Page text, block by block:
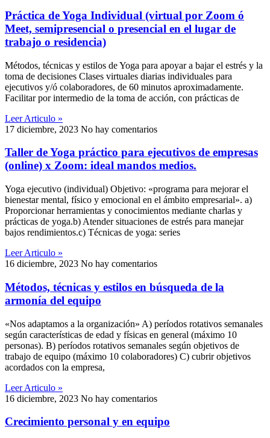
Práctica de Yoga Individual (virtual por Zoom ó
Meet, semipresencial o presencial en el lugar de
trabajo o residencia)
Métodos, técnicas y estilos de Yoga para apoyar a bajar el estrés y la
toma de decisiones Clases virtuales diarias individuales para
ejecutivos y/ó colaboradores, de 60 minutos aproximadamente.
Facilitar por intermedio de la toma de acción, con prácticas de
Leer Articulo »
17 diciembre, 2023 No hay comentarios
Taller de Yoga práctico para ejecutivos de empresas
(online) x Zoom: ideal mandos medios.
Yoga ejecutivo (individual) Objetivo: «programa para mejorar el
bienestar mental, físico y emocional en el ámbito empresarial». a)
Proporcionar herramientas y conocimientos mediante charlas y
prácticas de yoga.b) Atender situaciones de estrés para manejar
bajos rendimientos.c) Técnicas de yoga: series
Leer Articulo »
16 diciembre, 2023 No hay comentarios
Métodos, técnicas y estilos en búsqueda de la
armonía del equipo
«Nos adaptamos a la organización» A) períodos rotativos semanales
según características de edad y físicas en general (máximo 10
personas). B) períodos rotativos semanales según objetivos de
trabajo de equipo (máximo 10 colaboradores) C) cubrir objetivos
acordados con la empresa,
Leer Articulo »
16 diciembre, 2023 No hay comentarios
Crecimiento personal y en equipo